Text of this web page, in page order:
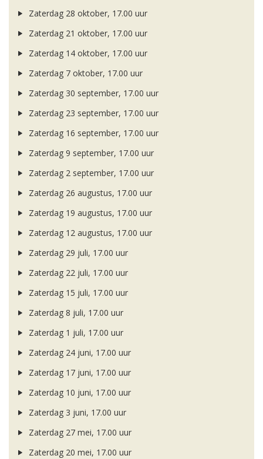
Zaterdag 28 oktober, 17.00 uur
Zaterdag 21 oktober, 17.00 uur
Zaterdag 14 oktober, 17.00 uur
Zaterdag 7 oktober, 17.00 uur
Zaterdag 30 september, 17.00 uur
Zaterdag 23 september, 17.00 uur
Zaterdag 16 september, 17.00 uur
Zaterdag 9 september, 17.00 uur
Zaterdag 2 september, 17.00 uur
Zaterdag 26 augustus, 17.00 uur
Zaterdag 19 augustus, 17.00 uur
Zaterdag 12 augustus, 17.00 uur
Zaterdag 29 juli, 17.00 uur
Zaterdag 22 juli, 17.00 uur
Zaterdag 15 juli, 17.00 uur
Zaterdag 8 juli, 17.00 uur
Zaterdag 1 juli, 17.00 uur
Zaterdag 24 juni, 17.00 uur
Zaterdag 17 juni, 17.00 uur
Zaterdag 10 juni, 17.00 uur
Zaterdag 3 juni, 17.00 uur
Zaterdag 27 mei, 17.00 uur
Zaterdag 20 mei, 17.00 uur